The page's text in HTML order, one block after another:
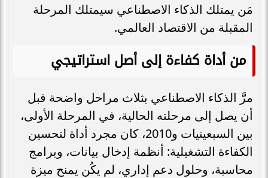
مَن يمتلك الذكاء الاصطناعي سيمتلك المرحلة
المقبلة من الاقتصاد العالمي.
من أداة كفاءة إلى أصل استراتيجي
مرَّ الذكاء الاصطناعي بثلاث مراحل واضحة قبل
أن يصل إلى مرحلته الحالية، في المرحلة الأولى،
بين السبعينيات و2010، كان مجرد أداة لتحسين
الكفاءة التشغيلية: أنظمة إدخال بيانات، وبرامج
محاسبة، وحلول دعم إداري، لم يكُن يمنح ميزة